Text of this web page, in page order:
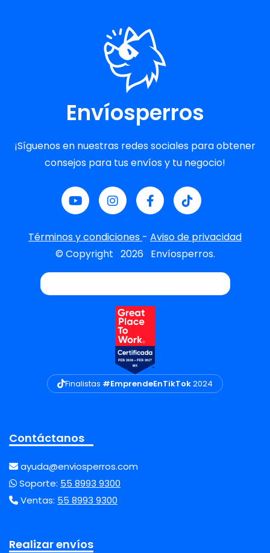
Envíosperros
¡Síguenos en nuestras redes sociales para obtener
consejos para tus envíos y tu negocio!
Términos y condiciones - Aviso de privacidad
© Copyright 2026 Envíosperros.
Finalistas #EmprendeEnTikTok2024
Contáctanos
ayuda@enviosperros.com
Soporte: 55 8993 9300
Ventas: 55 8993 9300
Realizar envíos